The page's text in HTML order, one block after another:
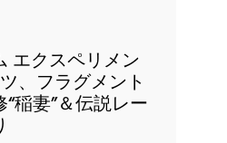
エクスペリメン
、フラグメント
稲妻”＆伝説レー